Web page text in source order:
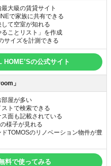
大級の賃貸サイト
で家族に共有できる
して空室が知れる
ることリスト」を作成
サイズを計測できる
HOME’Sの公式サイト
」
部屋が多い
ストで検索できる
ス面も記載されている
様子が見れる
ドTOMOSのリノベーション物件が豊
料で使ってみる